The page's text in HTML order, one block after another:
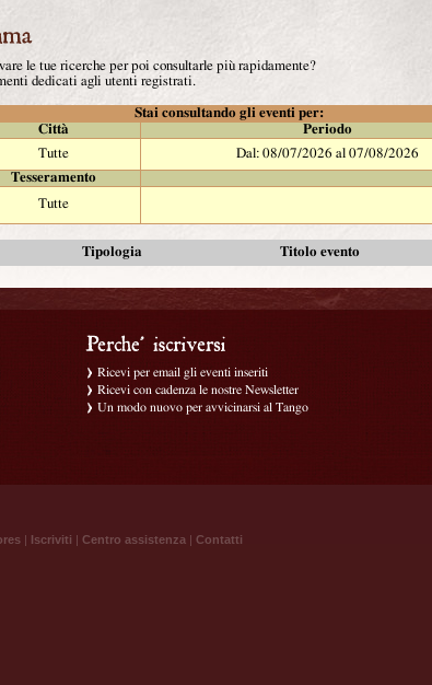
le tue ricerche per poi consultarle più rapidamente?
dedicati agli utenti registrati.
Stai consultando gli eventi per:
Città Periodo
Tutte Dal: 08/07/2026 al 07/08/2026
Tesseramento
Tutte
Tipologia Titolo evento
Ricevi per email gli eventi inseriti
Ricevi con cadenza le nostre Newsletter
Un modo nuovo per avvicinarsi al Tango
| Iscriviti | Centro assistenza | Contatti